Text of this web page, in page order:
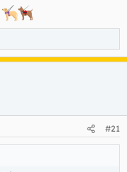
#21